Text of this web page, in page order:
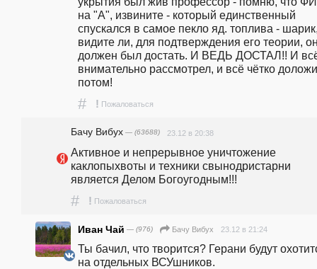
на "А", извините - который единственный
спускался в самое пекло яд. топлива -
видите ли, для подтверждения его теории,
должен был достать. И ВЕДЬ ДОСТАЛ!! И
внимательно рассмотрел, и всё чётко
потом!
# ! Пожаловаться
Бачу Вибух — (63688) 23.12 в 20:38
Активное и непрерывное уничтожение
каклопыхвоты и техники свынодристарни
является Делом Богоугодным!!!
# ! Пожаловаться
Иван Чай — (976) Бачу Вибух 23.12 в 21:24
Ты бачил, что творится? Герани будут
на отдельных ВСУшников.